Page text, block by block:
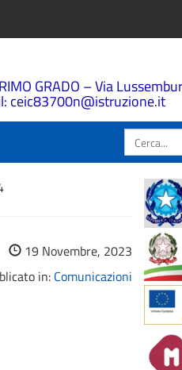
GRADO – Via
ceic83700n@istruzione.it
Cerca
19 Novembre, 2023
in: Comunicazioni